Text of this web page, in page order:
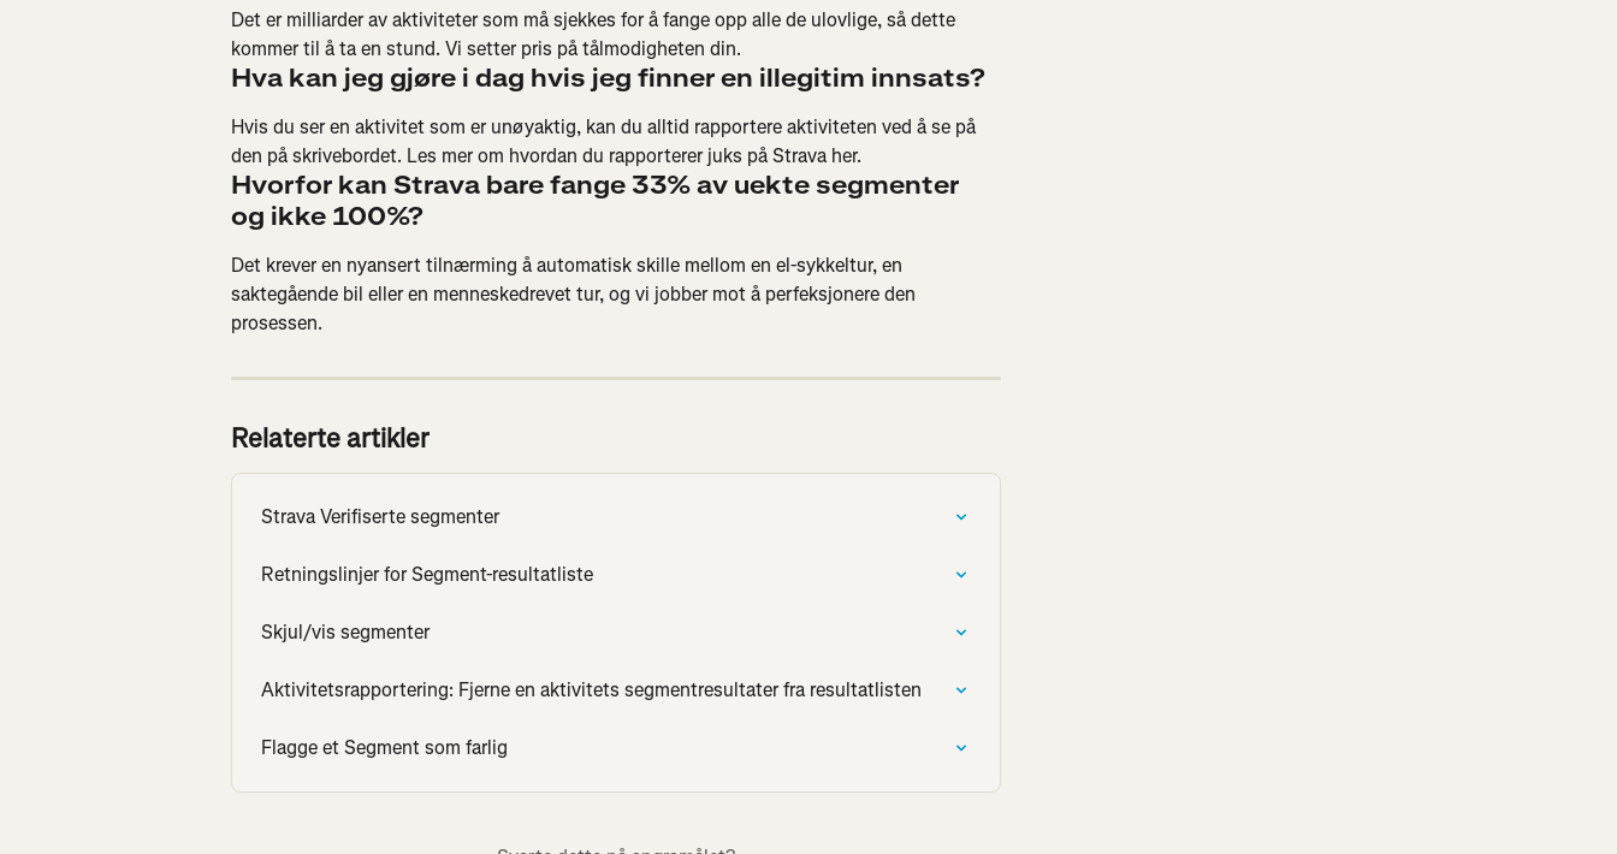
Det er milliarder av aktiviteter som må sjekkes for å fange opp alle de ulovlige, så dette
kommer til å ta en stund. Vi setter pris på tålmodigheten din.
Hva kan jeg gjøre i dag hvis jeg finner en illegitim innsats?
Hvis du ser en aktivitet som er unøyaktig, kan du alltid rapportere aktiviteten ved å se på
den på skrivebordet. Les mer om hvordan du rapporterer juks på Strava her.
Hvorfor kan Strava bare fange 33% av uekte segmenter
og ikke 100%?
Det krever en nyansert tilnærming å automatisk skille mellom en el-sykkeltur, en
saktegående bil eller en menneskedrevet tur, og vi jobber mot å perfeksjonere den
prosessen.
Relaterte artikler
Strava Verifiserte segmenter
Retningslinjer for Segment-resultatliste
Skjul/vis segmenter
Aktivitetsrapportering: Fjerne en aktivitets segmentresultater fra resultatlisten
Flagge et Segment som farlig